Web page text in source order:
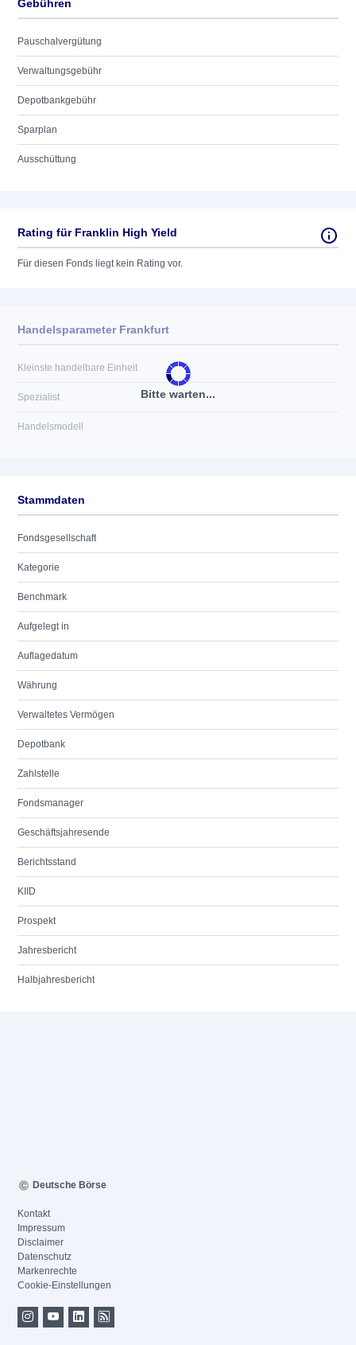
Gebühren
Pauschalvergütung
Verwaltungsgebühr
Depotbankgebühr
Sparplan
Ausschüttung
Rating für Franklin High Yield
Für diesen Fonds liegt kein Rating vor.
Bitte warten...
Handelsparameter Frankfurt
Kleinste handelbare Einheit
Spezialist
Handelsmodell
Stammdaten
Fondsgesellschaft
Kategorie
Benchmark
Aufgelegt in
Auflagedatum
Währung
Verwaltetes Vermögen
Depotbank
Zahlstelle
Fondsmanager
Geschäftsjahresende
Berichtsstand
KIID
Prospekt
Jahresbericht
Halbjahresbericht
Deutsche Börse
Kontakt
Impressum
Disclaimer
Datenschutz
Markenrechte
Cookie-Einstellungen